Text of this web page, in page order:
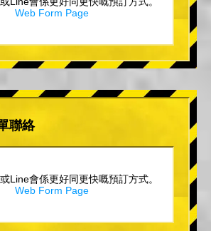
Web Form Page
聯絡
Line會係更好同更快嘅預訂方式。
Web Form Page